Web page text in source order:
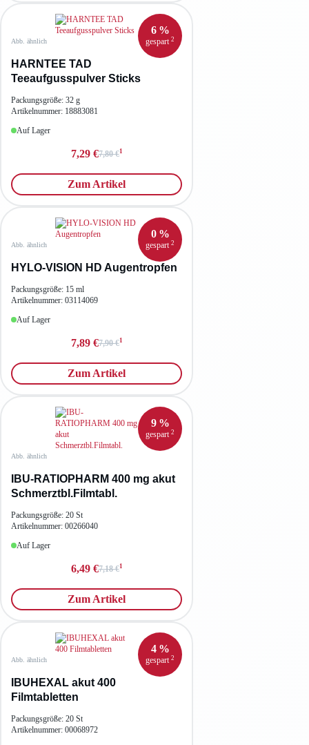
Abb. ähnlich
6 %
gespart 2
HARNTEE TAD
Teeaufgusspulver Sticks
Packungsgröße: 32 g
Artikelnummer: 18883081
Auf Lager
7,29 €7,80 €1
Zum Artikel
Abb. ähnlich
0 %
gespart 2
HYLO-VISION HD Augentropfen
Packungsgröße: 15 ml
Artikelnummer: 03114069
Auf Lager
7,89 €7,90 €1
Zum Artikel
Abb. ähnlich
9 %
gespart 2
IBU-RATIOPHARM 400 mg akut
Schmerztbl.Filmtabl.
Packungsgröße: 20 St
Artikelnummer: 00266040
Auf Lager
6,49 €7,18 €1
Zum Artikel
Abb. ähnlich
4 %
gespart 2
IBUHEXAL akut 400
Filmtabletten
Packungsgröße: 20 St
Artikelnummer: 00068972